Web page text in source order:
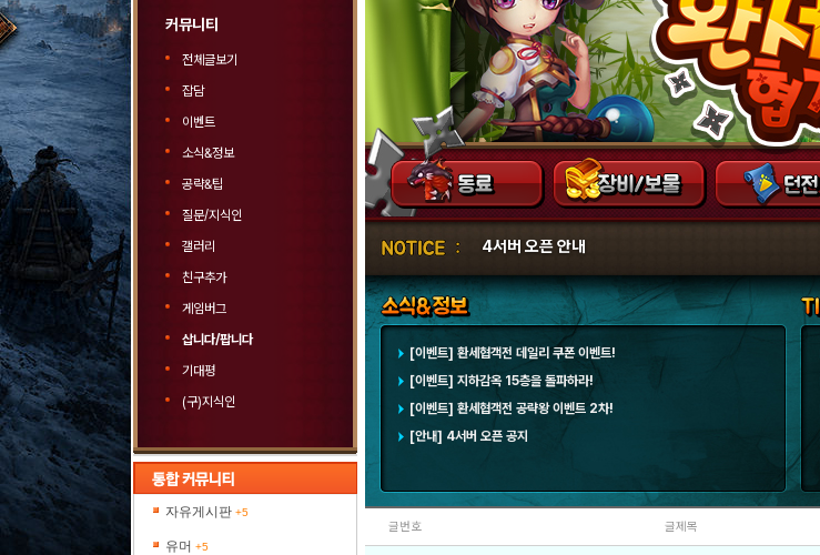
커뮤니티
전체글보기
잡담
이벤트
소식&정보
공략&팁
질문/지식인
갤러리
친구추가
게임버그
삽니다/팝니다
기대평
(구)지식인
자유게시판 +5
유머 +5
4서버 오픈 안내
[이벤트] 환세협객전 데일리 쿠폰 이벤트!
[이벤트] 지하감옥 15층을 돌파하라!
[이벤트] 환세협객전 공략왕 이벤트 2차!
[안내] 4서버 오픈 공지
글번호 글제목